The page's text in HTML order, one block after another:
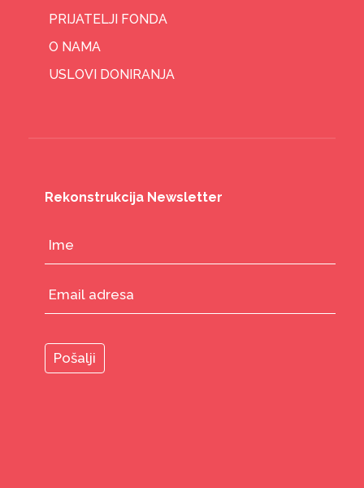
PRIJATELJI FONDA
O NAMA
USLOVI DONIRANJA
Rekonstrukcija Newsletter